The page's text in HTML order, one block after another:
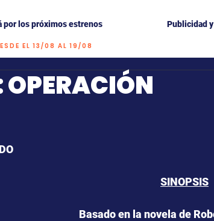
por los próximos estrenos Publicidad
EL 13/08 AL 19/08
OPERACIÓN
SINOPSIS
Basado en la novela de